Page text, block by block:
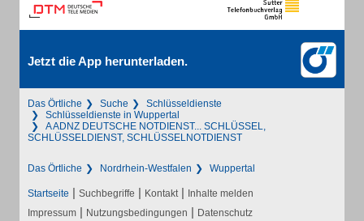
Jetzt die App herunterladen.
Das Örtliche Suche
Schlüsseldienste
Schlüsseldienste in Wuppertal
A ADNZ DEUTSCHE NOTDIENST... SCHLÜSSEL,
SCHLÜSSELDIENST, SCHLÜSSELNOTDIENST
Das Örtliche Nordrhein-Westfalen Wuppertal
Startseite | Suchbegriffe | Kontakt | Inhalte melden
Impressum | Nutzungsbedingungen | Datenschutz